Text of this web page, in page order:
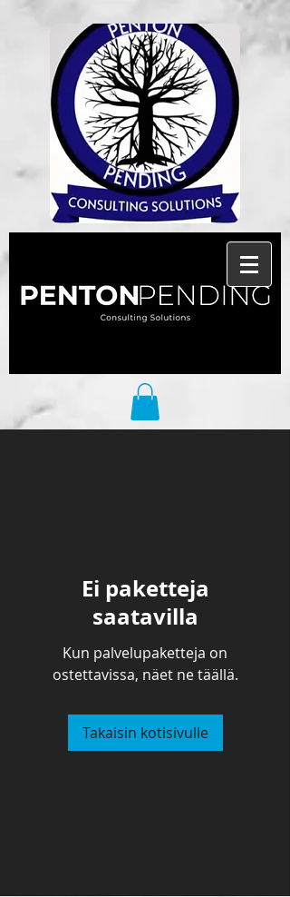
Ei paketteja
saatavilla
Kun palvelupaketteja on
ostettavissa, näet ne täällä.
Takaisin kotisivulle